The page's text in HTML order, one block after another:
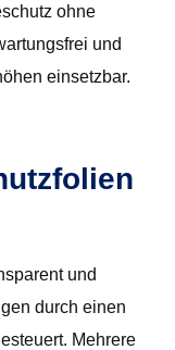
ohne
und
einsetzbar.
und
durch einen
Mehrere